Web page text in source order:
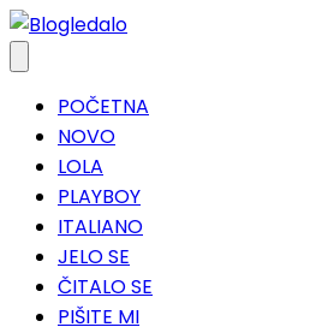
Skip
to
POČETNA
NOVO
LOLA
PLAYBOY
ITALIANO
JELO SE
ČITALO SE
PIŠITE MI